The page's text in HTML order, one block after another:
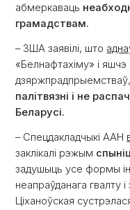
абмеркаваць
грамадствам.
– ЗША заявілі, што
«Белнафтахіму» і яшчэ
дзяржпрадпрыемстваў,
палітвязні і не
Беларусі.
– Спецдакладчыкі ААН
заклікалі рэжым
задушыць усе формы
неапраўданага гвалту
Ціханоўская